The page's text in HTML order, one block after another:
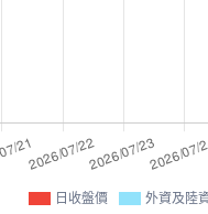
日收盤價 外資及陸